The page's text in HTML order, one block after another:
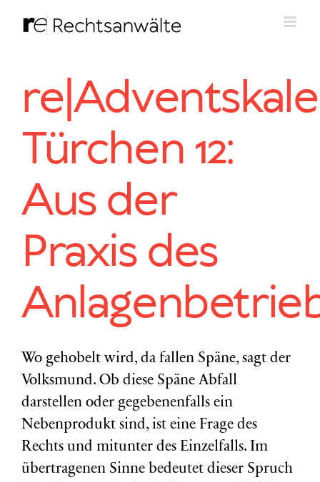
Inhalt
Türchen 12:
Aus der
Praxis des
Wo gehobelt wird, da fallen Späne, sagt der
Volksmund. Ob diese Späne Abfall
darstellen oder gegebenenfalls ein
Nebenprodukt sind, ist eine Frage des
Rechts und mitunter des Einzelfalls. Im
übertragenen Sinne bedeutet dieser Spruch